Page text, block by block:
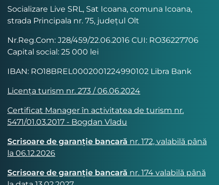
Socializare Live SRL, Sat Icoana, comuna Icoana,
strada Principala nr. 75, județul Olt
Nr.Reg.Com: J28/459/22.06.2016 CUI: RO36227706
Capital social: 25 000 lei
IBAN: RO18BREL0002001224990102 Libra Bank
Licența turism nr. 273 / 06.06.2024
Certificat Manager în activitatea de turism nr.
5471/01.03.2017 - Bogdan Vladu
Scrisoare de garanție bancară nr. 172, valabilă până
la 06.12.2026
Scrisoare de garanție bancară nr. 174 valabilă până